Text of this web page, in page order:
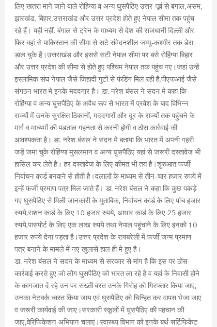
लिए खतरा माने जाने वाले रोहिंग्या व अन्य घुसपैठिए उत्तर-पूर्व से बंगाल,असम,
झारखंड, बिहार,उत्तराखंड और उत्तर प्रदेश होते हुए नेपाल सीमा तक पहुंच
रहे हैं। यही नहीं, बंगाल से ट्रेन के माध्यम से देश की राजधानी दिल्ली और
फिर वहां से पाकिस्तान की सीमा से सटे संवेदनशील जम्मू-कश्मीर तक डेरा
डाल चुके हैं।उत्तराखंड और इससे सटी नेपाल सीमा पर बसे रोहिंग्या बिहार
और उत्तर प्रदेश की सीमा से होते हुए पश्चिम नेपाल तक पहुंच गए।जहां उन्हें
इस्लामिक संघ नेपाल जैसे जिहादी गुटों से फंडिंग मिल रही है,पीएफआई जैसे
संगठन भारत मे इनके मददगार है। डा. नरेश बंसल ने सदन मे कहा कि
रोहिंग्या व अन्य घुसपैठिए के अवैध रूप से भारत में प्रवेश के बाद विभिन्न
राज्यों में उनके सुरक्षित ठिकानों, मददगारों और दूर के राज्यों तक पहुंचने के
मार्ग व माध्यमों की पड़ताल गहनता से करनी होगी व ठोस कार्रवाई की
आवश्यकता है। डा. नरेश बंसल ने सदन मे बताया कि भारत में अपनी गहरी
जड़ें जमा चुके रोहिंग्या मुसलमान व अन्य घुसपैठिए यहां से जरूरी दस्तावेज भी
हासिल कर लेते है। हर दस्तावेज के लिए कीमत भी तय है।शुरुआत फर्जी
निर्वाचन कार्ड बनवाने से होती है।दलालों के माध्यम से तीन-चार हजार रुपये में
इन्हें फर्जी प्रमाण पत्र मिल जाते हैं। डा. नरेश बंसल ने कहा कि कुछ पकड़े
गए घुसपैठिए से मिली जानकारी के मुताबिक, निर्वाचन कार्ड के लिए पांच हजार
रुपये,राशन कार्ड के लिए 10 हजार रुपये, आधार कार्ड के लिए 25 हजार
रुपये,पासपोर्ट के लिए एक लाख रुपये तथा नेपाल पहुंचाने के लिए इनको 10
हजार रुपये देना पड़ता है।उत्तर प्रदेश के रायबरेली में फर्जी जन्म प्रमाण
पत्र बनाने के मामले में नए खुलासे हाल ही मे हुए है।
डा. नरेश बंसल ने सदन के माध्यम से सरकार से मांग है कि इस पर ठोस
कार्रवाई करते हुए जो लोग घुसपैठिए को भारत ला रहे है व यहां के निवासी होने
के कागजात दे रहे उन पर सख्ती बरत उनके गिरोह को गिरफ्तार किया जाए,
उनका नेटवर्क ध्वस्त किया जाय एवं घुसपैठिए को चिन्हित कर वापस भेजा जाए
व जरूरी कार्यवाई की जाए।सरकारी स्कूलों में घुसपैठिए की पहचान की
जाए,वेरिफिकेशन अभियान चलाएं।स्वास्थ्य विभाग को इनके बर्थ सर्टिफिकेट